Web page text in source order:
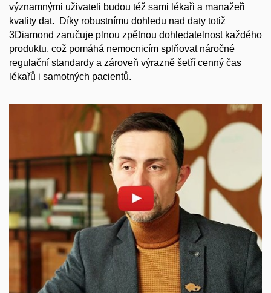
významnými uživateli budou též sami lékaři a manažeři
kvality dat. Díky robustnímu dohledu nad daty totiž
3Diamond zaručuje plnou zpětnou dohledatelnost každého
produktu, což pomáhá nemocnicím splňovat náročné
regulační standardy a zároveň výrazně šetří cenný čas
lékařů i samotných pacientů.
Povolit cookies a přehrát
Otevřít na youtube.com